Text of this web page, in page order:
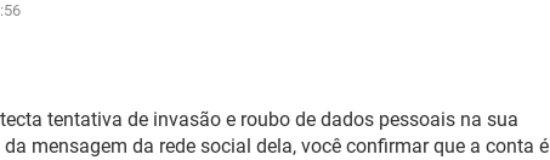
tentativa de invasão e roubo de dados pessoais na sua
mensagem da rede social dela, você confirmar que a conta é